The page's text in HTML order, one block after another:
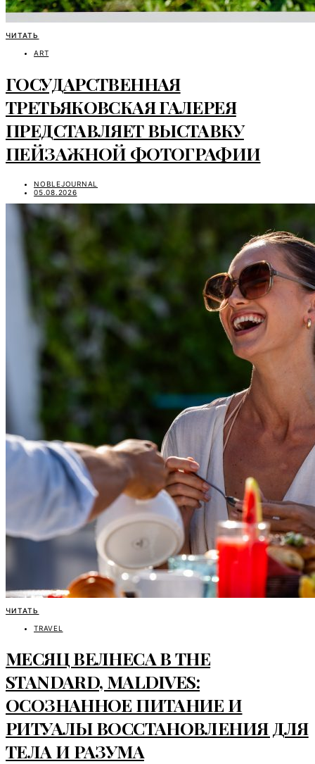
ЧИТАТЬ
ART
ГОСУДАРСТВЕННАЯ
ТРЕТЬЯКОВСКАЯ ГАЛЕРЕЯ
ПРЕДСТАВЛЯЕТ ВЫСТАВКУ
ПЕЙЗАЖНОЙ ФОТОГРАФИИ
NOBLEJOURNAL
05.08.2026
ЧИТАТЬ
TRAVEL
МЕСЯЦ ВЕЛНЕСА В THE
STANDARD, MALDIVES:
ОСОЗНАННОЕ ПИТАНИЕ И
РИТУАЛЫ ВОССТАНОВЛЕНИЯ ДЛЯ
ТЕЛА И РАЗУМА